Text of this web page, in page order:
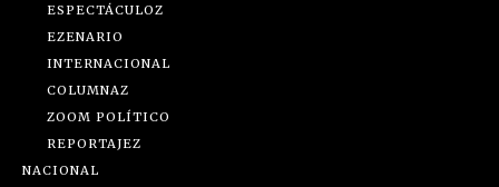
ESPECTÁCULOZ
EZENARIO
INTERNACIONAL
COLUMNAZ
ZOOM POLÍTICO
REPORTAJEZ
NACIONAL